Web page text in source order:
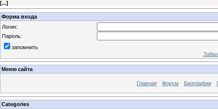
[...]
Форма входа
Логин:
Пароль:
запомнить
Меню сайта
Главная Форум Биографии
Categories